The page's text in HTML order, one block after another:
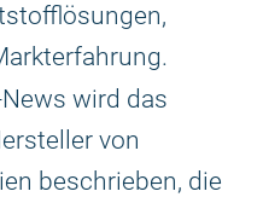
wird das
von
beschrieben, die